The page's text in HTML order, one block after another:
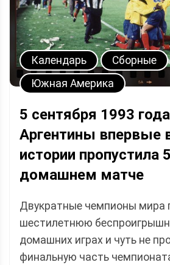
Календарь
Сборные
Южная Америка
5 сентября 1993
Аргентины впервые
истории пропустила
домашнем матче
Двукратные чемпионы мира
шестилетнюю
домашних играх и чуть не
финальную часть